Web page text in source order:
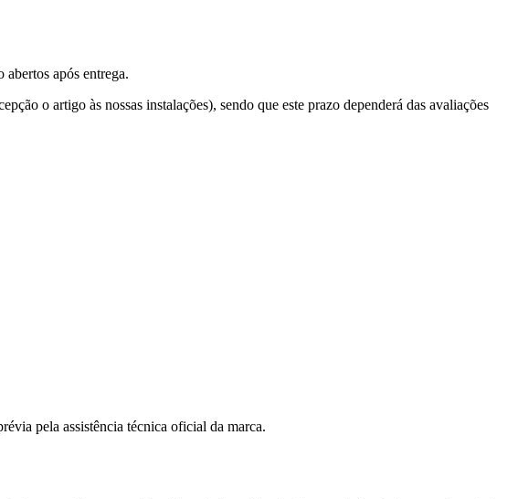
após entrega.
o artigo às nossas instalações), sendo que este prazo dependerá das avaliações
pela assistência técnica oficial da marca.